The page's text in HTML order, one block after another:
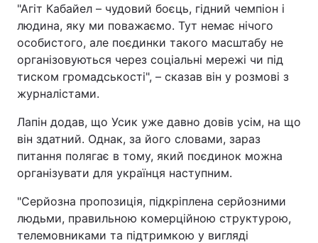
"Агіт Кабайел – чудовий боєць, гідний чемпіон і
людина, яку ми поважаємо. Тут немає нічого
особистого, але поєдинки такого масштабу не
організовуються через соціальні мережі чи під
тиском громадськості", – сказав він у розмові з
журналістами.
Лапін додав, що Усик уже давно довів усім, на що
він здатний. Однак, за його словами, зараз
питання полягає в тому, який поєдинок можна
організувати для українця наступним.
"Серйозна пропозиція, підкріплена серйозними
людьми, правильною комерційною структурою,
телемовниками та підтримкою у вигляді